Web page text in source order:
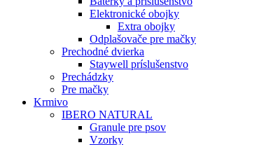
Elektronické obojky
Extra obojky
Odplašovače pre mačky
Prechodné dvierka
Staywell príslušenstvo
Prechádzky
Pre mačky
Krmivo
IBERO NATURAL
Granule pre psov
Vzorky